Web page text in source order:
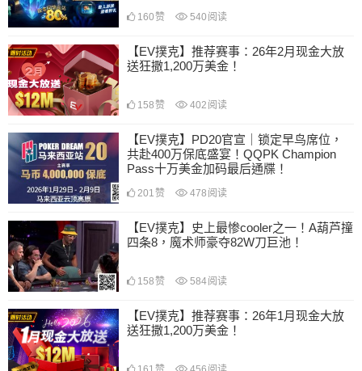
160 赞 540 阅读
【EV撲克】推荐赛事：26年2月现金大放
送狂撒1,200万美金！
158 赞 402 阅读
【EV撲克】PD20官宣｜锁定早鸟席位，
共赴400万保底盛宴！QQPK Champion
Pass十万美金加码最后通牒！
201 赞 478 阅读
【EV撲克】史上最惨cooler之一！A葫芦撞
四条8，魔术师豪夺82W刀巨池！
158 赞 584阅读
【EV撲克】推荐赛事：26年1月现金大放
送狂撒1,200万美金！